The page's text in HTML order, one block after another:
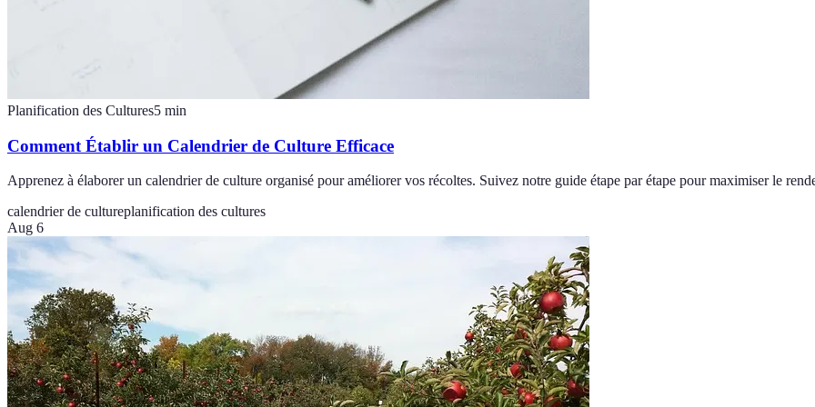
Planification des Cultures5 min
Comment Établir un Calendrier de Culture Efficace
Apprenez à élaborer un calendrier de culture organisé pour améliorer vos récoltes. Suivez notre guide étape par étape pour maximiser le
calendrier de cultureplanification des cultures
Aug 6